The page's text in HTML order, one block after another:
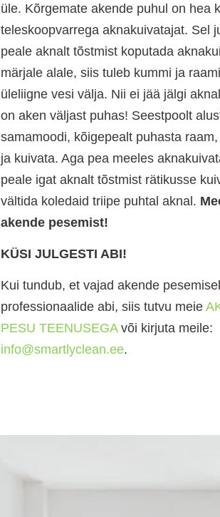
üle. Kõrgemate akende puhul on hea
teleskoopvarrega aknakuivatajat. Sel
peale aknalt tõstmist koputada
märjale alale, siis tuleb kummi ja
üleliigne vesi välja. Nii ei jää jälgi
on aken väljast puhas! Seestpoolt
samamoodi, kõigepealt puhasta
ja kuivata. Aga pea meeles
peale igat aknalt tõstmist rätikusse
vältida koledaid triipe puhtal aknal.
akende pesemist!
KÜSI JULGESTI ABI!
Kui tundub, et vajad akende pesemisel
professionaalide abi, siis tutvu meie
PESU TEENUSEGAvõi kirjuta meile:
info@smartlyclean.ee.